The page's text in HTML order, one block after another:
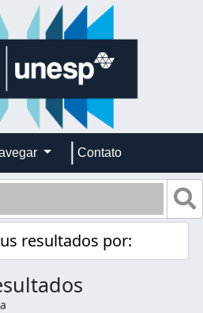
Contato
resultados por: